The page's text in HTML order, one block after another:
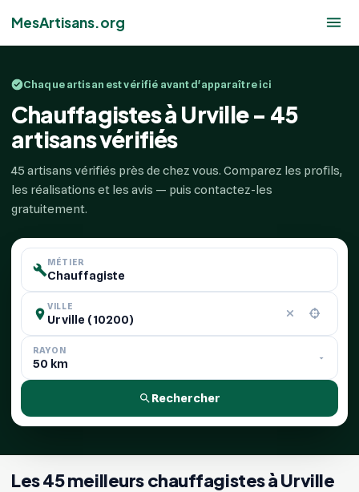
MesArtisans.org
Chaque artisan est vérifié avant d'apparaître ici
Chauffagistes à Urville - 45
artisans vérifiés
45 artisans vérifiés près de chez vous. Comparez les profils,
les réalisations et les avis — puis contactez-les
gratuitement.
MÉTIER
VILLE
RAYON
Rechercher
Les 45 meilleurs chauffagistes à Urville